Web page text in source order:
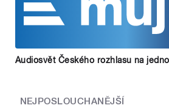
Audiosvět Českého rozhlasu na
NEJPOSLOUCHANĚJŠÍ